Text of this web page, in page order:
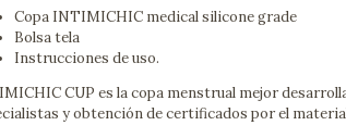
Copa INTIMICHIC medical silicone grade
Bolsa tela
Instrucciones de uso.
CUP es la copa menstrual mejor
y obtención de certificados por el